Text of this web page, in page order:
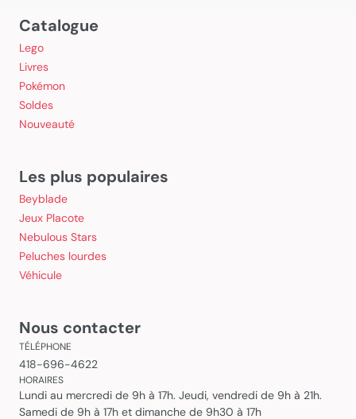
Catalogue
Lego
Livres
Pokémon
Soldes
Nouveauté
Les plus populaires
Beyblade
Jeux Placote
Nebulous Stars
Peluches lourdes
Véhicule
Nous contacter
TÉLÉPHONE
418-696-4622
HORAIRES
Lundi au mercredi de 9h à 17h. Jeudi, vendredi de 9h à 21h.
Samedi de 9h à 17h et dimanche de 9h30 à 17h